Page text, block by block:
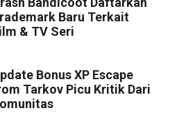
Baru Terkait
& TV Seri
Bonus XP Escape
Tarkov Picu Kritik Dari